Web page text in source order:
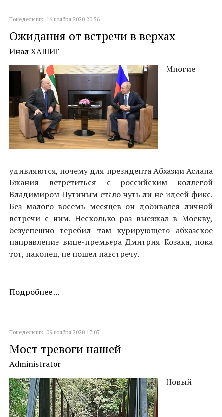
Понедельник, 16 ноября 2020 20:56
Ожидания от встречи в верхах
Инал ХАШИГ
Многие
удивляются, почему для президента Абхазии Аслана
Бжания встретиться с российским коллегой
Владимиром Путиным стало чуть ли не идеей фикс.
Без малого восемь месяцев он добивался личной
встречи с ним. Несколько раз выезжал в Москву,
безуспешно теребил там курирующего абхазское
направление вице-премьера Дмитрия Козака, пока
тот, наконец, не пошел навстречу.
Подробнее ...
Понедельник, 09 ноября 2020 17:07
Мост тревоги нашей
Administrator
Новый